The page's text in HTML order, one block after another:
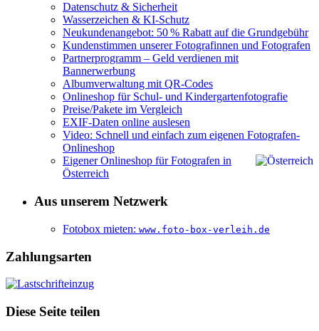
Datenschutz & Sicherheit
Wasserzeichen & KI-Schutz
Neukundenangebot: 50 % Rabatt auf die Grundgebühr
Kundenstimmen unserer Fotografinnen und Fotografen
Partnerprogramm – Geld verdienen mit
Bannerwerbung
Albumverwaltung mit QR-Codes
Onlineshop für Schul- und Kindergartenfotografie
Preise/Pakete im Vergleich
EXIF-Daten online auslesen
Video: Schnell und einfach zum eigenen Fotografen-
Onlineshop
Eigener Onlineshop für Fotografen in
Österreich
Aus unserem Netzwerk
Fotobox mieten: www.foto-box-verleih.de
Zahlungsarten
Diese Seite teilen